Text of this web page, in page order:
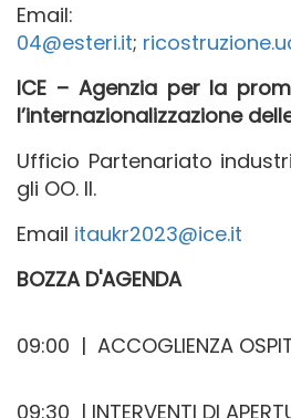
04@esteri.it;
ICE – Agenzia per la
l’internazionalizzazione
Ufficio Partenariato
gli OO. II.
Email itaukr2023@ice.it
BOZZA D'AGENDA
09:00 | ACCOGLIENZA
09:30 | INTERVENTI DI